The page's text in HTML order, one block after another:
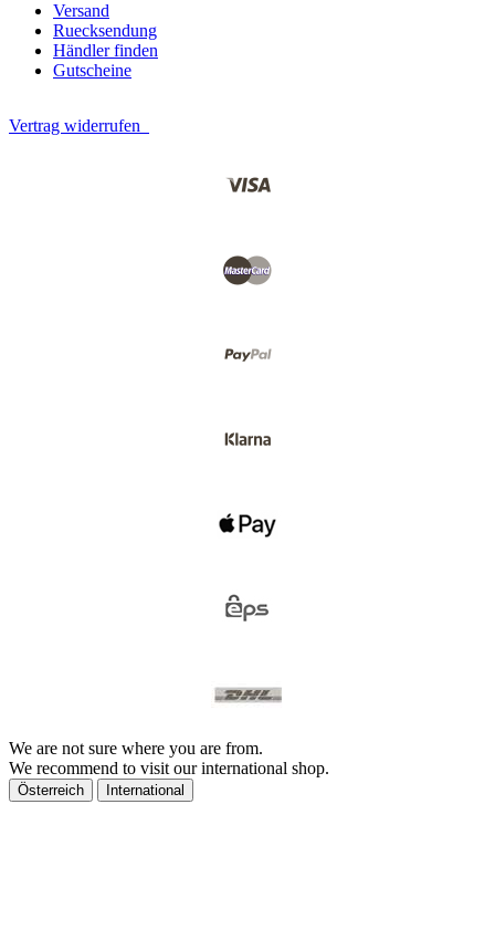
Versand
Ruecksendung
Händler finden
Gutscheine
Vertrag widerrufen
We are not sure where you are from.
We recommend to visit our international shop.
Österreich International